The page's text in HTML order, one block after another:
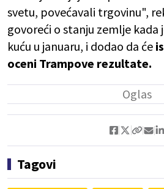
svetu, povećavali trgovinu",
govoreći o stanju zemlje kada
kuću u januaru, i dodao da će
oceni Trampove rezultate.
Tagovi